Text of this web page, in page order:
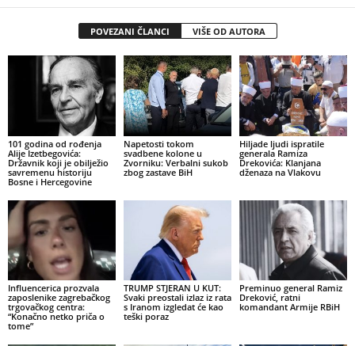
POVEZANI ČLANCI VIŠE OD AUTORA
101 godina od rođenja
Alije Izetbegovića:
Državnik koji je obilježio
savremenu historiju
Bosne i Hercegovine
Napetosti tokom
svadbene kolone u
Zvorniku: Verbalni sukob
zbog zastave BiH
Hiljade ljudi ispratile
generala Ramiza
Drekovića: Klanjana
dženaza na Vlakovu
Influencerica prozvala
zaposlenike zagrebačkog
trgovačkog centra:
“Konačno netko priča o
tome”
TRUMP STJERAN U KUT:
Svaki preostali izlaz iz rata
s Iranom izgledat će kao
teški poraz
Preminuo general Ramiz
Dreković, ratni
komandant Armije RBiH